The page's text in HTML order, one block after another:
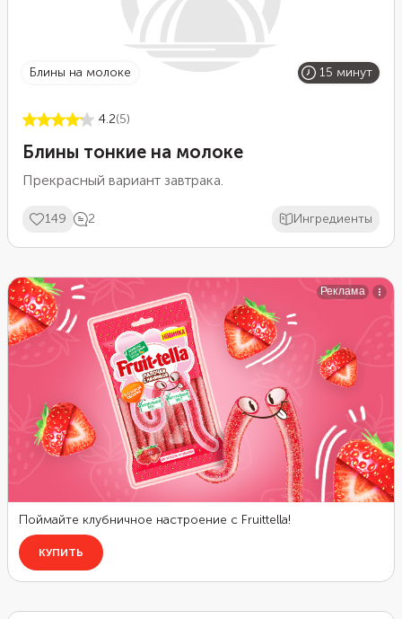
блины на молоке 15 минут
4.2(5)
Блины тонкие на молоке
Прекрасный вариант завтрака.
149 2 Ингредиенты